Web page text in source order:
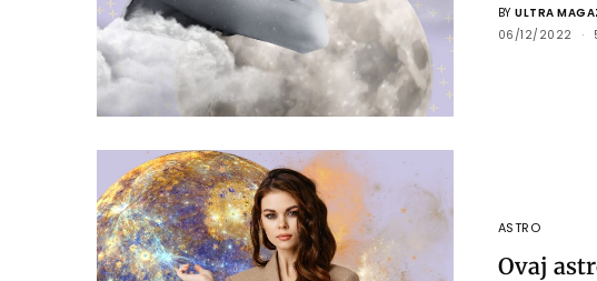
BY ULTRA
06/12/2022
ASTRO
Ovaj